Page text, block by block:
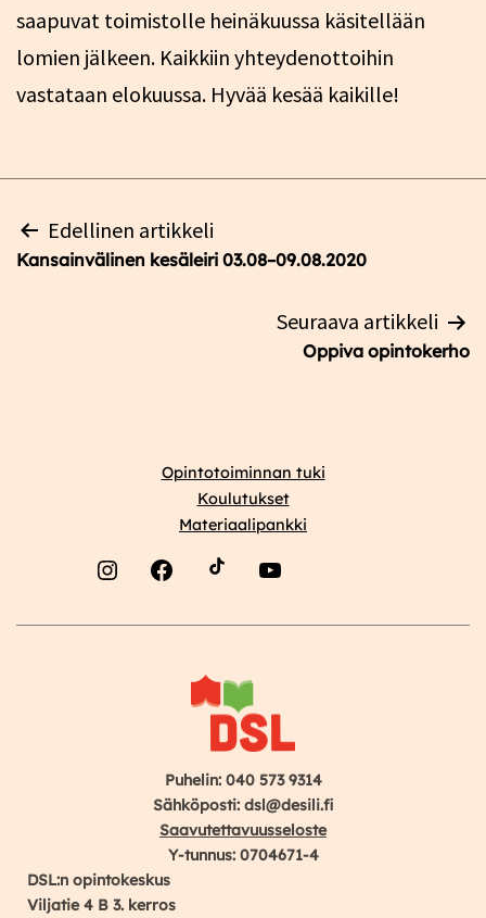
saapuvat toimistolle heinäkuussa käsitellään
lomien jälkeen. Kaikkiin yhteydenottoihin
vastataan elokuussa. Hyvää kesää kaikille!
Artikkelien
selaus
Edellinen artikkeli
Kansainvälinen kesäleiri 03.08–09.08.2020
Seuraava artikkeli
Oppiva opintokerho
Opintotoiminnan tuki
Koulutukset
Materiaalipankki
Puhelin: 040 573 9314
Sähköposti: dsl@desili.fi
Saavutettavuusseloste
Y-tunnus: 0704671-4
DSL:n opintokeskus
Viljatie 4 B 3. kerros